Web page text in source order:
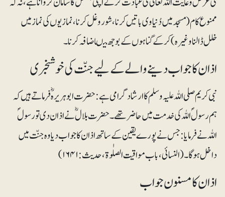
ممنوع کام (مسجد میں دُنیاوی باتیں کرنا، شوروغل کرنا، نمازیوں کی نماز میں
خلل ڈالنا وغیرہ) کرکے گناہوں کے بوجھ میںا ضافہ کرنا۔
اذان کا جواب دینے والے کے لیے جنّت کی خوشخبری
نبی کریم صلی اللہ علیہ وسلم کا ارشاد گرامی ہے: حضرت ابوہریرہؓ فرماتے ہیں کہ
ہم رسول ؐ اللہ کی خدمت میں حاضر تھے۔ حضرت بلالؓ نے اذان دی تو رسولؐ
اللہ نے فرمایا: جس نے پورے یقین کے ساتھ اذان کا جواب دیا وہ جنّت میں
داخل ہوگا۔ (النسائی، باب مواقیت الصلٰوۃ، حدیث: ۱۶۴۱)
اذان کا مسنون جواب